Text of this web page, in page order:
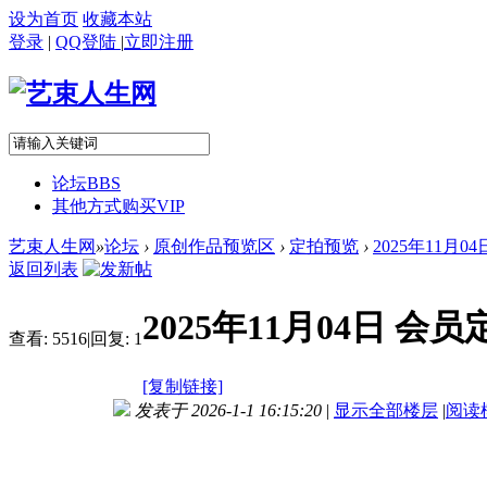
设为首页 收藏本站
登录 | QQ登陆 |立即注册
论坛BBS
其他方式购买VIP
艺束人生网 »论坛 › 原创作品预览区 › 定拍预览 › 2025年11月
返回列表
查看: 5516|回复: 1 2025年11月04日 会
[复制链接]
发表于 2026-1-1 16:15:20 | 显示全部楼层 |阅读